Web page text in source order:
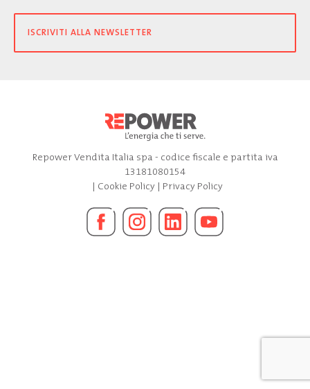
ISCRIVITI ALLA NEWSLETTER
Repower Vendita Italia spa - codice fiscale e partita iva
13181080154
| Cookie Policy| Privacy Policy